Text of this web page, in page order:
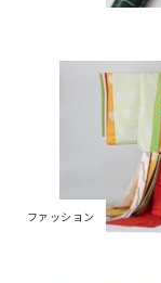
ファッション